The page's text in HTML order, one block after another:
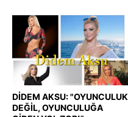
DİDEM AKSU: "OYUNCULUK
DEĞİL, OYUNCULUĞA